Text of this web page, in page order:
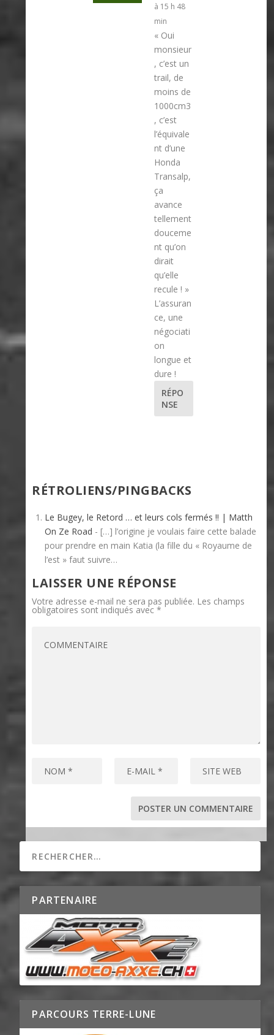
à 15 h 48
min
« Oui
monsieur
, c’est un
trail, de
moins de
1000cm3
, c’est
l’équivale
nt d’une
Honda
Transalp,
ça
avance
tellement
douceme
nt qu’on
dirait
qu’elle
recule ! »
L’assuran
ce, une
négociati
on
longue et
dure !
RÉPO
NSE
RÉTROLIENS/PINGBACKS
Le Bugey, le Retord … et leurs cols fermés !! | Matth
On Ze Road - […] l’origine je voulais faire cette balade
pour prendre en main Katia (la fille du « Royaume de
l’est » faut suivre…
LAISSER UNE RÉPONSE
Votre adresse e-mail ne sera pas publiée. Les champs
obligatoires sont indiqués avec*
PARTENAIRE
PARCOURS TERRE-LUNE